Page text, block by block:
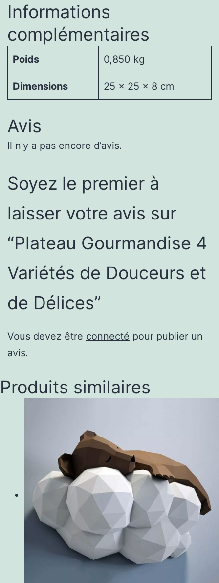
Informations
complémentaires
Poids 0,850 kg
Dimensions 25 × 25 × 8 cm
Avis
Il n’y a pas encore d’avis.
Soyez le premier à
laisser votre avis sur
“Plateau Gourmandise 4
Variétés de Douceurs et
de Délices”
Vous devez être connecté pour publier un
avis.
Produits similaires